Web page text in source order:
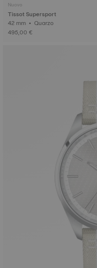
Nuovo
Tissot Supersport
42 mm • Quarzo
495,00 €